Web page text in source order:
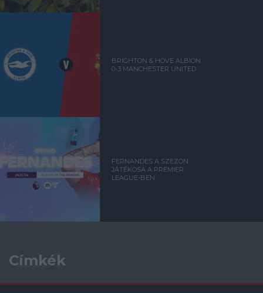
BRIGHTON & HOVE ALBION
0-3 MANCHESTER UNITED
FERNANDES A SZEZON
JÁTÉKOSA A PREMIER
LEAGUE-BEN
Címkék